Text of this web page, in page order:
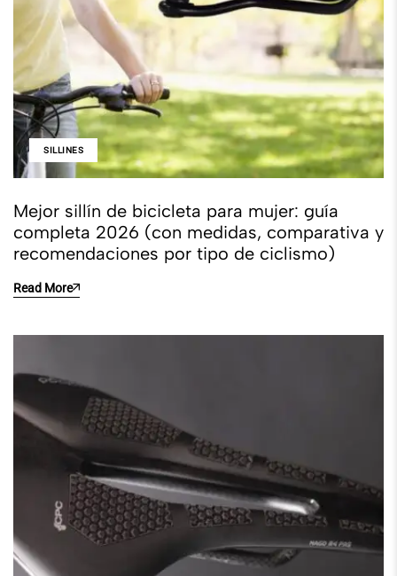
SILLINES
Mejor sillín de bicicleta para mujer: guía
completa 2026 (con medidas, comparativa y
recomendaciones por tipo de ciclismo)
Read More